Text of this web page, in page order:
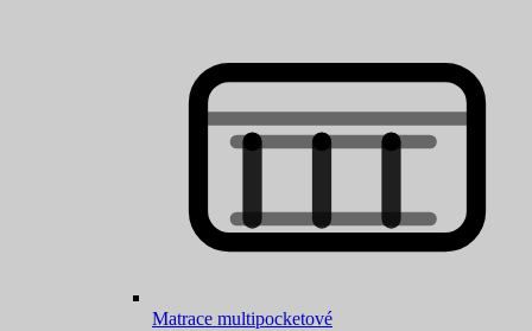
Matrace multipocketové